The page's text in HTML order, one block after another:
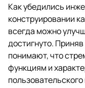
Как убедились
конструировании
всегда можно
достигнуто.
понимают, что
функциям и